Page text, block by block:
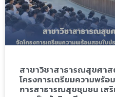
สาขาวิชาสาธารณสุขศา
โครงการเตรียมความพร้
การสาธารณสุขชุมชน เส